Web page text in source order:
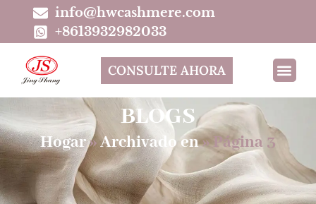
info@hwcashmere.com
+8613932982033
CONSULTE AHORA
BLOGS
Hogar»Archivado en»Página 3